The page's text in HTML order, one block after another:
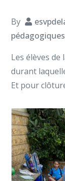
By
pédagogiques
Les élèves de
durant
Et pour